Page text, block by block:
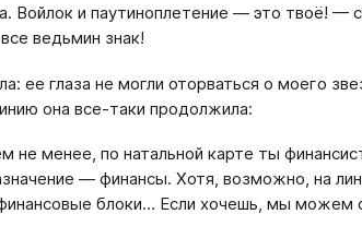
и паутиноплетение — это твоё! —
ведьмин знак!
ее глаза не могли оторваться о моего
она все-таки продолжила:
не менее, по натальной карте ты
— финансы. Хотя, возможно, на
блоки… Если хочешь, мы можем